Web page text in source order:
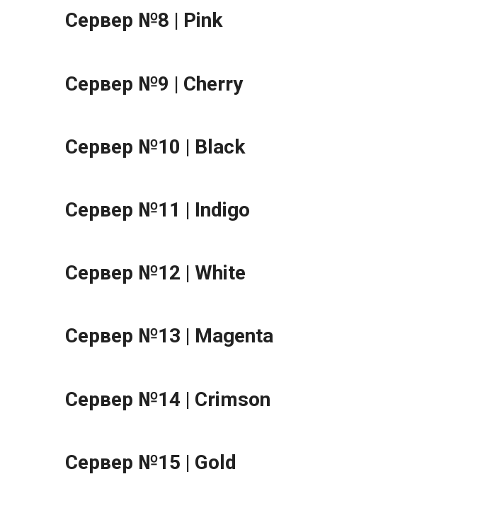
Сервер №8 | Pink
Сервер №9 | Cherry
Сервер №10 | Black
Сервер №11 | Indigo
Сервер №12 | White
Сервер №13 | Magenta
Сервер №14 | Crimson
Сервер №15 | Gold